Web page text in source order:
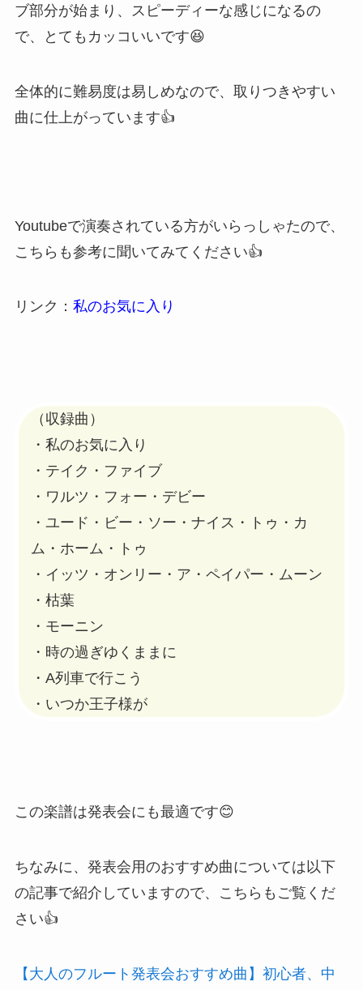
ブ部分が始まり、スピーディーな感じになるの
で、とてもカッコいいです😆
全体的に難易度は易しめなので、取りつきやすい
曲に仕上がっています👍
Youtubeで演奏されている方がいらっしゃたので、
こちらも参考に聞いてみてください👍
リンク： 私のお気に入り
（収録曲）
・私のお気に入り
・テイク・ファイブ
・ワルツ・フォー・デビー
・ユード・ビー・ソー・ナイス・トゥ・カ
ム・ホーム・トゥ
・イッツ・オンリー・ア・ペイパー・ムーン
・枯葉
・モーニン
・時の過ぎゆくままに
・A列車で行こう
・いつか王子様が
この楽譜は発表会にも最適です😊
ちなみに、発表会用のおすすめ曲については以下
の記事で紹介していますので、こちらもご覧くだ
さい👍
【大人のフルート発表会おすすめ曲】初心者、中